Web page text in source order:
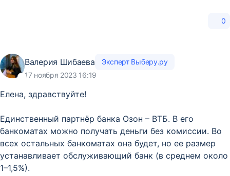
0
Валерия Шибаева
Эксперт Выберу.ру
17 ноября 2023 16:19
Елена, здравствуйте!
Единственный партнёр банка Озон – ВТБ. В его
банкоматах можно получать деньги без комиссии. Во
всех остальных банкоматах она будет, но ее размер
устанавливает обслуживающий банк (в среднем около
1–1,5%).